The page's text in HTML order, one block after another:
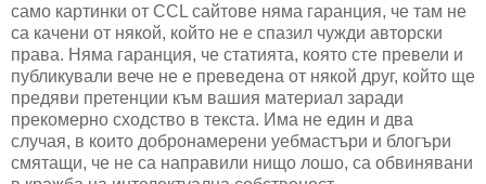
само картинки от CCL сайтове няма гаранция, че там не
са качени от някой, който не е спазил чужди авторски
права. Няма гаранция, че статията, която сте превели и
публикували вече не е преведена от някой друг, който ще
предяви претенции към вашия материал заради
прекомерно сходство в текста. Има не един и два
случая, в които добронамерени уебмастъри и блогъри
смятащи, че не са направили нищо лошо, са обвинявани